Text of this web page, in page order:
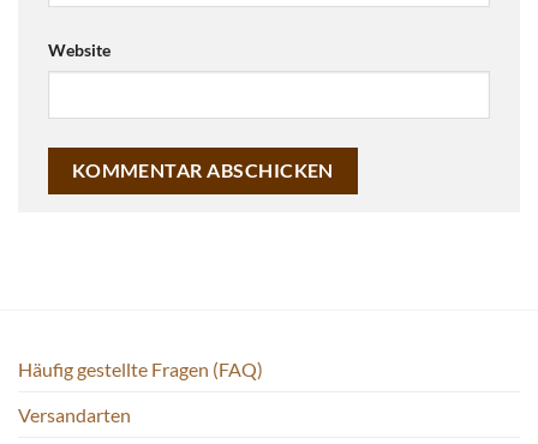
Website
Häufig gestellte Fragen (FAQ)
Versandarten